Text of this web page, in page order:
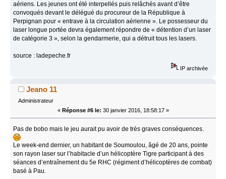
aériens. Les jeunes ont été interpellés puis relâchés avant d’être
convoqués devant le délégué du procureur de la République à
Perpignan pour « entrave à la circulation aérienne ». Le possesseur du
laser longue portée devra également répondre de « détention d’un laser
de catégorie 3 », selon la gendarmerie, qui a détruit tous les lasers.
source : ladepeche.fr
IP archivée
Jeano 11
Administrateur
« Réponse #6 le: 30 janvier 2016, 18:58:17 »
Pas de bobo mais le jeu aurait pu avoir de très graves conséquences.
Le week-end dernier, un habitant de Soumoulou, âgé de 20 ans, pointe
son rayon laser sur l’habitacle d’un hélicoptère Tigre participant à des
séances d’entraînement du 5e RHC (régiment d’hélicoptères de combat)
basé à Pau.